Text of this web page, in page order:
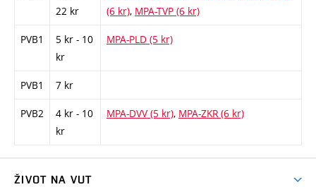
22 kr
(6 kr), MPA-TVP (6 kr)
PVB1
5 kr - 10
kr
MPA-PLD (5 kr)
PVB1 7 kr
PVB2
4 kr - 10
kr
MPA-DVV (5 kr), MPA-ZKR (6 kr)
ŽIVOT NA VUT